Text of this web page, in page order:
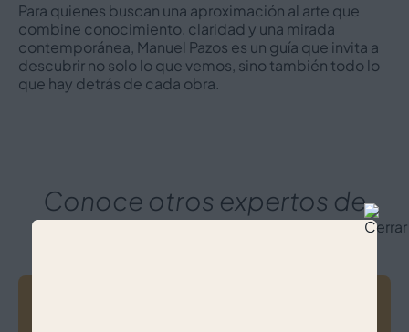
Para quienes buscan una aproximación al arte que
combine conocimiento, claridad y una mirada
contemporánea, Manuel Pazos es un guía que invita a
descubrir no solo lo que vemos, sino también todo lo
que hay detrás de cada obra.
Conoce otros expertos de